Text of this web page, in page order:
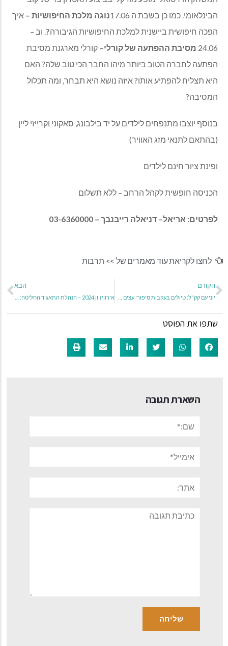
הבינלאומי. כמו כן בשבת ה נוגה מלכת החיפושיות – איך
הפכה חיפושית ביישנית למלכת החיפושיות הגיבורה?
. וב –
24.06 מסיבת ההפתעה שלקורלי– קורלי מארגנת מסיבת
הפתעה לחברה הטוב ביותר מיהו החבר הכי טוב שלה? האם
היא תצליח להפתיע אותו?איזה נושא היא תבחר, ומה תכלול
המסיבה?
בנוסף יוצבו מתנפחים לילדים על יד בילבונג, סאקוני וקרייזי ליין
(בהתאם לתנאי מזג האוויר)
ופינת ציור חינם לילדים
הכניסה חופשית לקהל הרחב – ללא תשלום
לפרטים: אריאל– דניאלה רייבנבך – 03-6360000
לחצו לקריאת עוד מאמרים של >> תרבות
הקודם הבא
שתפו את הפוסט
השארת תגובה
תגובה